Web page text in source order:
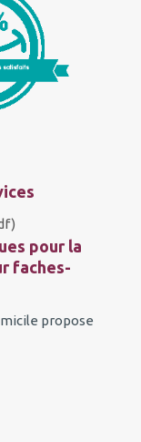
pour la
faches-
propose